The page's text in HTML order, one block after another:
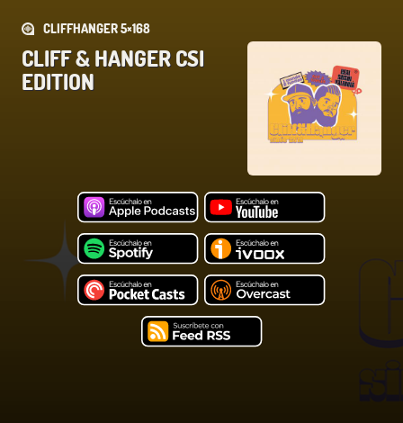
CLIFFHANGER 5×168
CLIFF & HANGER CSI
EDITION